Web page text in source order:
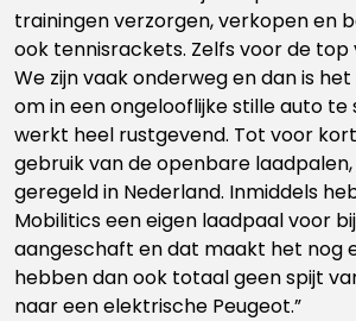
trainingen verzorgen, verkopen en
ook tennisrackets. Zelfs voor de top
We zijn vaak onderweg en dan is
om in een ongelooflijke stille auto
werkt heel rustgevend. Tot voor
gebruik van de openbare
geregeld in Nederland. Inmiddels
Mobilitics een eigen laadpaal voor
aangeschaft en dat maakt het nog
hebben dan ook totaal geen spijt
naar een elektrische Peugeot.”